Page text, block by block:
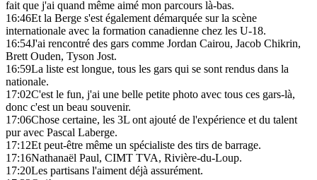
fait que j'ai quand même aimé mon parcours là-bas.
16:46Et la Berge s'est également démarquée sur la scène
internationale avec la formation canadienne chez les U-18.
16:54J'ai rencontré des gars comme Jordan Cairou, Jacob Chikrin,
Brett Ouden, Tyson Jost.
16:59La liste est longue, tous les gars qui se sont rendus dans la
nationale.
17:02C'est le fun, j'ai une belle petite photo avec tous ces gars-là,
donc c'est un beau souvenir.
17:06Chose certaine, les 3L ont ajouté de l'expérience et du talent
pur avec Pascal Laberge.
17:12Et peut-être même un spécialiste des tirs de barrage.
17:16Nathanaël Paul, CIMT TVA, Rivière-du-Loup.
17:20Les partisans l'aiment déjà assurément.